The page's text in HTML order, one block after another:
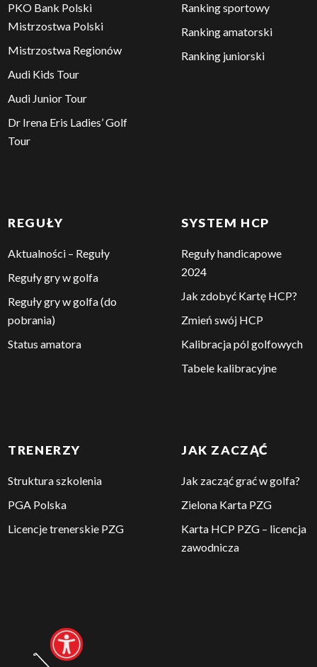
PKO Bank Polski
Mistrzostwa Polski
Mistrzostwa Regionów
Audi Kids Tour
Audi Junior Tour
Dr Irena Eris Ladies’ Golf
Tour
Ranking sportowy
Ranking amatorski
Ranking juniorski
REGUŁY
Aktualności – Reguły
Reguły gry w golfa
Reguły gry w golfa (do
pobrania)
Status amatora
SYSTEM HCP
Reguły handicapowe
2024
Jak zdobyć Kartę HCP?
Zmień swój HCP
Kalibracja pól golfowych
Tabele kalibracyjne
TRENERZY
Struktura szkolenia
PGA Polska
Licencje trenerskie PZG
JAK ZACZĄĆ
Jak zacząć grać w golfa?
Zielona Karta PZG
Karta HCP PZG – licencja
zawodnicza